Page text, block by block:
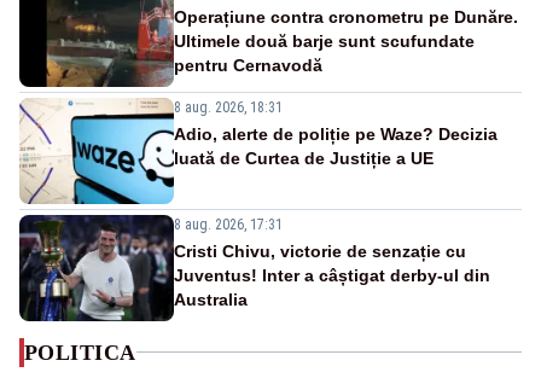
Operațiune contra cronometru pe Dunăre.
Ultimele două barje sunt scufundate
pentru Cernavodă
8 aug. 2026, 18:31
Adio, alerte de poliție pe Waze? Decizia
luată de Curtea de Justiție a UE
8 aug. 2026, 17:31
Cristi Chivu, victorie de senzație cu
Juventus! Inter a câștigat derby-ul din
Australia
POLITICA